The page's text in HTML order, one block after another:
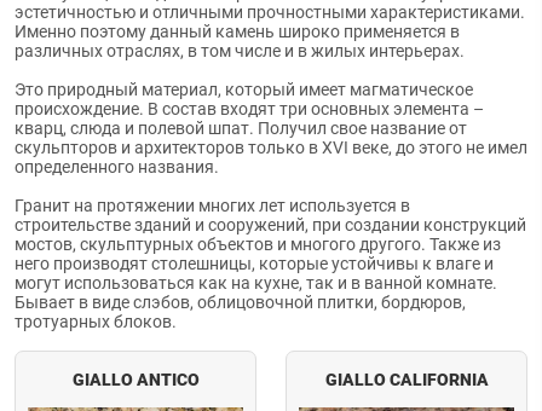
эстетичностью и отличными прочностными характеристиками.
Именно поэтому данный камень широко применяется в
различных отраслях, в том числе и в жилых интерьерах.
Это природный материал, который имеет магматическое
происхождение. В состав входят три основных элемента –
кварц, слюда и полевой шпат. Получил свое название от
скульпторов и архитекторов только в XVI веке, до этого не имел
определенного названия.
Гранит на протяжении многих лет используется в
строительстве зданий и сооружений, при создании конструкций
мостов, скульптурных объектов и многого другого. Также из
него производят столешницы, которые устойчивы к влаге и
могут использоваться как на кухне, так и в ванной комнате.
Бывает в виде слэбов, облицовочной плитки, бордюров,
тротуарных блоков.
GIALLO ANTICO GIALLO CALIFORNIA